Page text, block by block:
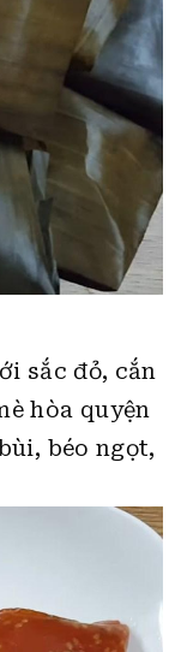
sắc đỏ, cắn
hòa quyện
béo ngọt,